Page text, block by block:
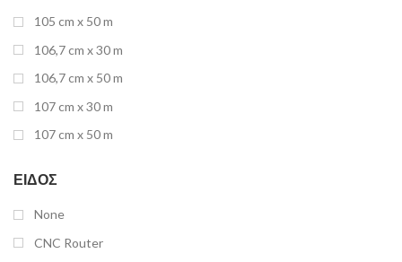
105 cm x 50 m
106,7 cm x 30 m
106,7 cm x 50 m
107 cm x 30 m
107 cm x 50 m
120 cm
1220 mm x 2440 mm
ΕΊΔΟΣ
None
CNC Router